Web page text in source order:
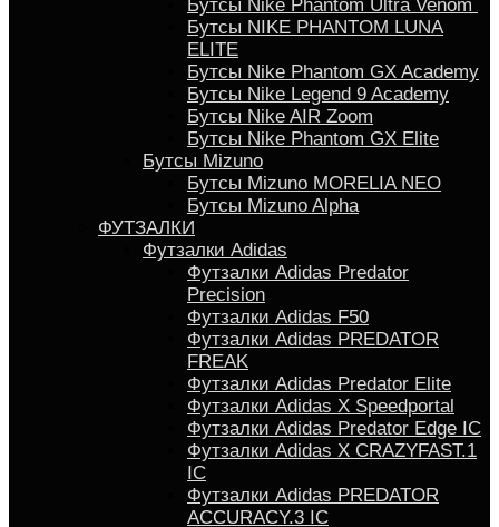
Бутсы Nike Phantom Ultra Venom
Бутсы NIKE PHANTOM LUNA
ELITE
Бутсы Nike Phantom GX Academy
Бутсы Nike Legend 9 Academy
Бутсы Nike AIR Zoom
Бутсы Nike Phantom GX Elite
Бутсы Mizuno
Бутсы Mizuno MORELIA NEO
Бутсы Mizuno Alpha
ФУТЗАЛКИ
Футзалки Adidas
Футзалки Adidas Predator
Precision
Футзалки Adidas F50
Футзалки Adidas PREDATOR
FREAK
Футзалки Adidas Predator Elite
Футзалки Аdidas X Speedportal
Футзалки Adidas Predator Edge IC
Футзалки Adidas X CRAZYFAST.1
IC
Футзалки Adidas PREDATOR
ACCURACY.3 IC